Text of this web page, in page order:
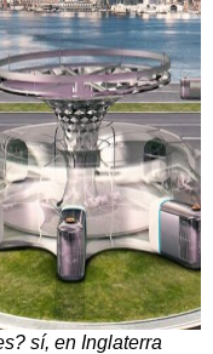
sí, en Inglaterra